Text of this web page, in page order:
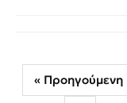
« Προηγούμενη